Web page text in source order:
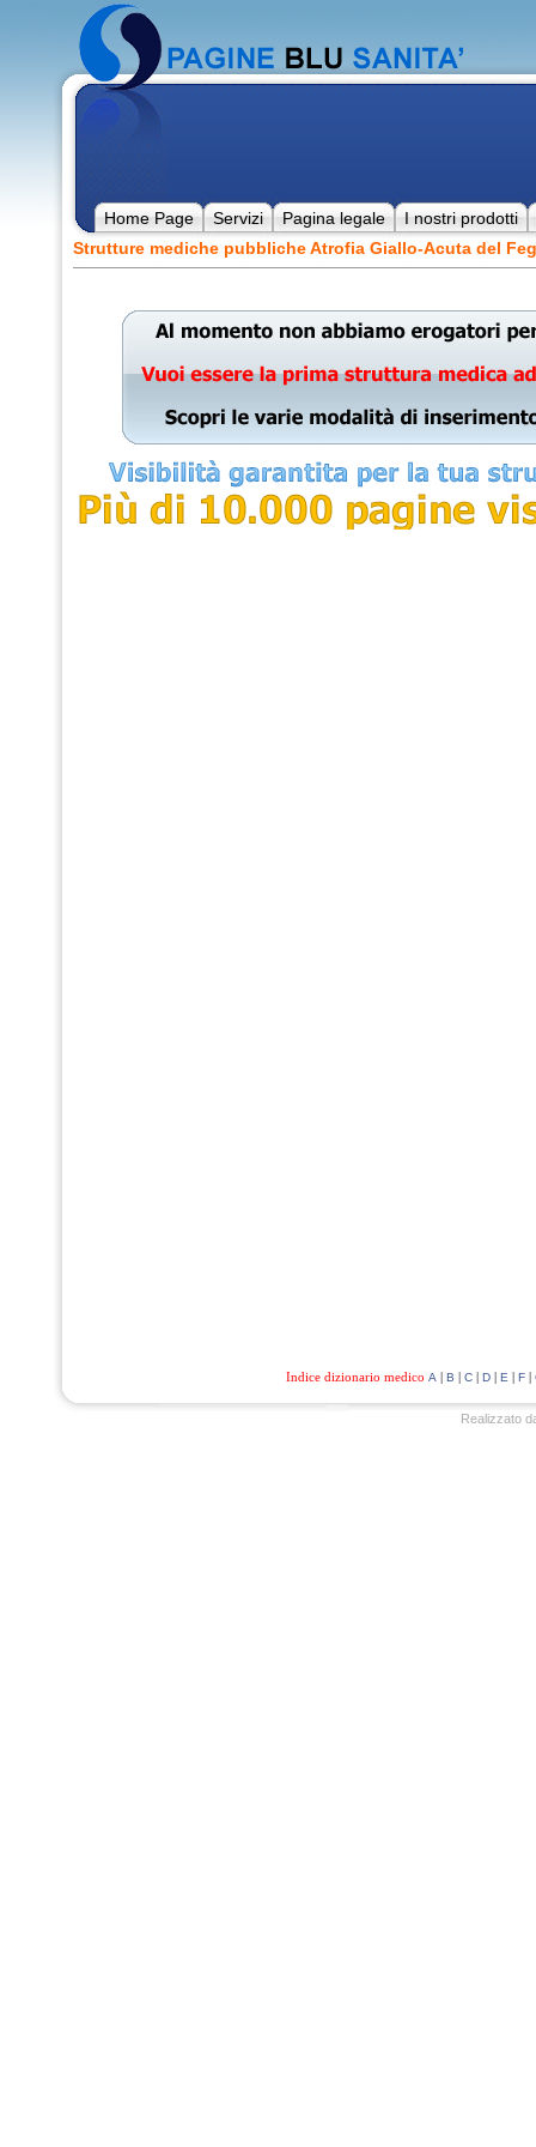
Home Page Servizi Pagina legale
I nostri prodotti
Strutture mediche pubbliche Atrofia Giallo-Acuta del
Indice dizionario medico A | B | C| D| E | F|
Realizzato